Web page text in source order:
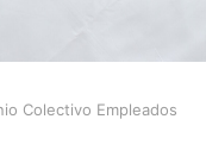
Colectivo Empleados